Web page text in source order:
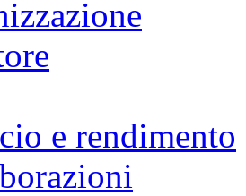
e rendimento